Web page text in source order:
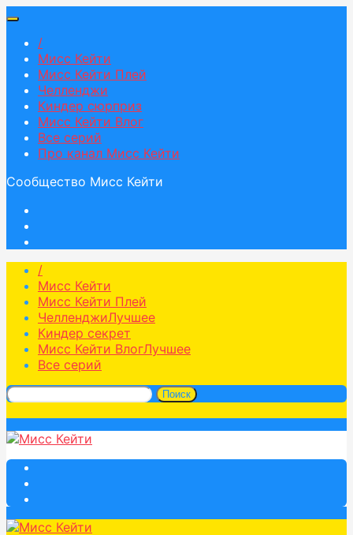
/
Мисс Кейти
Мисс Кейти Плей
Челленджи
Киндер сюрприз
Мисс Кейти Влог
Все серий
Про канал Мисс Кейти
Сообщество Мисс Кейти
/
Мисс Кейти
Мисс Кейти Плей
ЧелленджиЛучшее
Киндер секрет
Мисс Кейти ВлогЛучшее
Все серий
Поиск